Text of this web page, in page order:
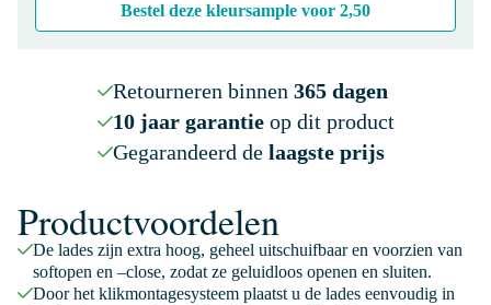
Bestel deze kleursample voor 2,50
Retourneren binnen 365 dagen
10 jaar garantieop dit product
Gegarandeerd de laagste prijs
Productvoordelen
De lades zijn extra hoog, geheel uitschuifbaar en voorzien van
softopen en –close, zodat ze geluidloos openen en sluiten.
Door het klikmontagesysteem plaatst u de lades eenvoudig in